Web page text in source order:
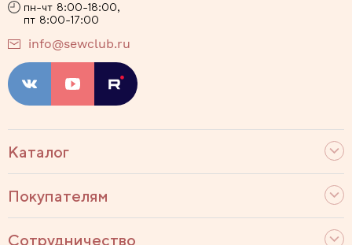
Каталог
Покупателям
Сотрудничество
пн-чт 8:00-18:00,
пт 8:00-17:00
info@sewclub.ru